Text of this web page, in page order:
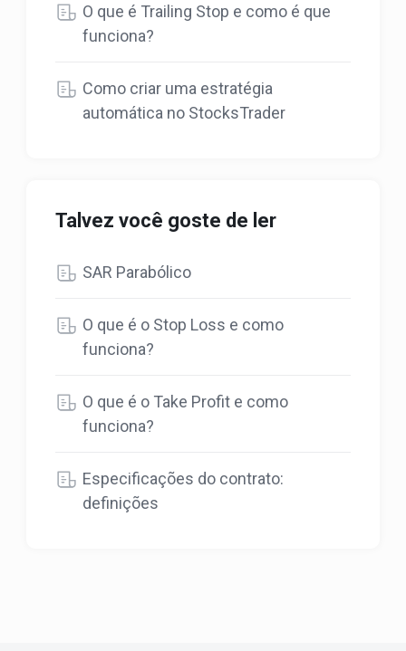
O que é Trailing Stop e como é que
funciona?
Como criar uma estratégia
automática no StocksTrader
Talvez você goste de ler
SAR Parabólico
O que é o Stop Loss e como
funciona?
O que é o Take Profit e como
funciona?
Especificações do contrato:
definições